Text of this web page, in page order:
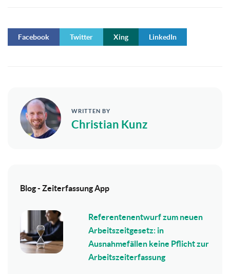
Facebook Twitter Xing LinkedIn
WRITTEN BY
Christian Kunz
Blog - Zeiterfassung App
Referentenentwurf zum neuen
Arbeitszeitgesetz: in
Ausnahmefällen keine Pflicht zur
Arbeitszeiterfassung